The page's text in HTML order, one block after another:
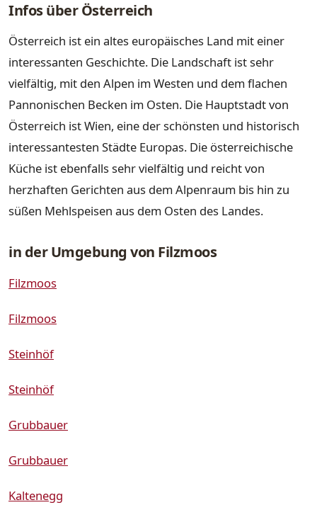
Infos über Österreich
Österreich ist ein altes europäisches Land mit einer
interessanten Geschichte. Die Landschaft ist sehr
vielfältig, mit den Alpen im Westen und dem flachen
Pannonischen Becken im Osten. Die Hauptstadt von
Österreich ist Wien, eine der schönsten und historisch
interessantesten Städte Europas. Die österreichische
Küche ist ebenfalls sehr vielfältig und reicht von
herzhaften Gerichten aus dem Alpenraum bis hin zu
süßen Mehlspeisen aus dem Osten des Landes.
in der Umgebung von Filzmoos
Filzmoos
Filzmoos
Steinhöf
Steinhöf
Grubbauer
Grubbauer
Kaltenegg